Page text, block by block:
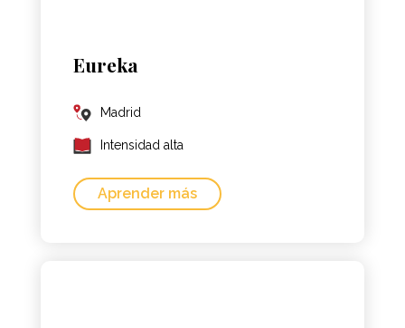
Eureka
Madrid
Intensidad alta
Aprender más